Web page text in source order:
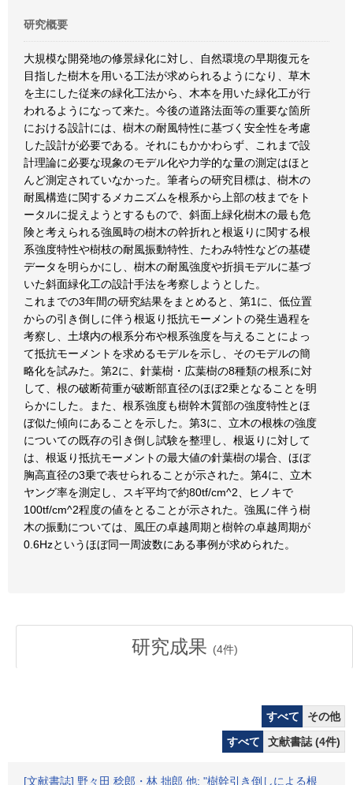
研究概要
大規模な開発地の修景緑化に対し、自然環境の早期復元を
目指した樹木を用いる工法が求められるようになり、草木
を主にした従来の緑化工法から、木本を用いた緑化工が行
われるようになって来た。今後の道路法面等の重要な箇所
における設計には、樹木の耐風特性に基づく安全性を考慮
した設計が必要である。それにもかかわらず、これまで設
計理論に必要な現象のモデル化や力学的な量の測定はほと
んど測定されていなかった。筆者らの研究目標は、樹木の
耐風構造に関するメカニズムを根系から上部の枝までをト
ータルに捉えようとするもので、斜面上緑化樹木の最も危
険と考えられる強風時の樹木の幹折れと根返りに関する根
系強度特性や樹枝の耐風振動特性、たわみ特性などの基礎
データを明らかにし、樹木の耐風強度や折損モデルに基づ
いた斜面緑化工の設計手法を考察しようとした。
これまでの3年間の研究結果をまとめると、第1に、低位置
からの引き倒しに伴う根返り抵抗モーメントの発生過程を
考察し、土壌内の根系分布や根系強度を与えることによっ
て抵抗モーメントを求めるモデルを示し、そのモデルの簡
略化を試みた。第2に、針葉樹・広葉樹の8種類の根系に対
して、根の破断荷重が破断部直径のほぼ2乗となることを明
らかにした。また、根系強度も樹幹木質部の強度特性とほ
ぼ似た傾向にあることを示した。第3に、立木の根株の強度
についての既存の引き倒し試験を整理し、根返りに対して
は、根返り抵抗モーメントの最大値の針葉樹の場合、ほぼ
胸高直径の3乗で表せられることが示された。第4に、立木
ヤング率を測定し、スギ平均で約80tf/cm^2、ヒノキで
100tf/cm^2程度の値をとることが示された。強風に伴う樹
木の振動については、風圧の卓越周期と樹幹の卓越周期が
0.6Hzというほぼ同一周波数にある事例が求められた。
研究成果 (4件)
すべて
その他
すべて
文献書誌 (4件)
[文献書誌] 野々田 稔郎・林 拙郎 他: "樹幹引き倒しによる根